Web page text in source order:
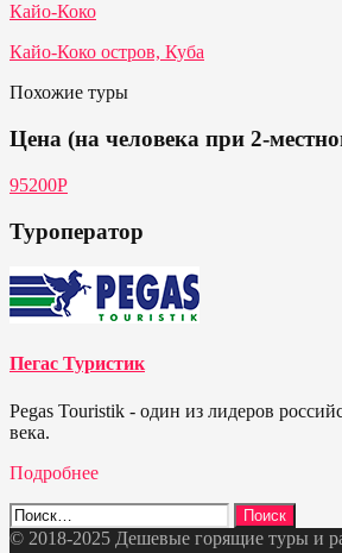
Кайо-Коко
Кайо-Коко остров, Куба
Похожие туры
Цена (на человека при 2-
95200Р
Туроператор
Пегас Туристик
Pegas Touristik - один из лидеров
века.
Подробнее
Найти:
© 2018-2025 Дешевые горящие туры и